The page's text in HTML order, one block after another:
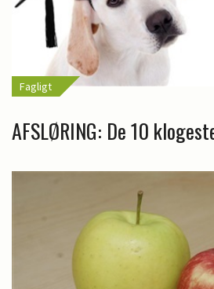
Fagligt
AFSLØRING: De 10